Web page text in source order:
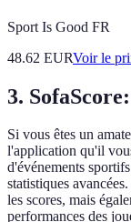
Sport Is Good FR
48.62 EURVoir le
3.
Si vous êtes un
l'application qu'il
d'événements
statistiques
les scores, mais
performances des